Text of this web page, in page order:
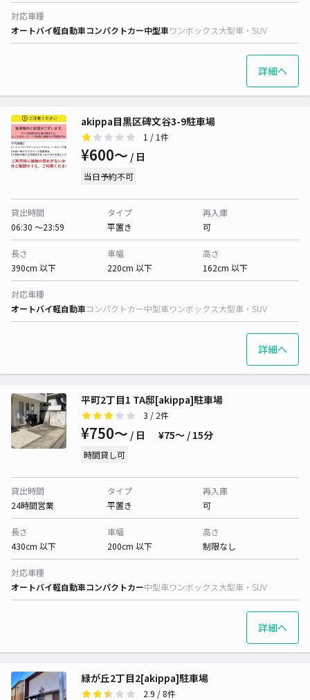
対応車種
オートバイ軽自動車コンパクトカー中型車ワンボックス大型車・SUV
詳細へ
akippa目黒区碑文谷3-9駐車場
1 / 1件
¥600〜 / 日
当日予約不可
貸出時間
06:30 〜23:59
タイプ
平置き
再入庫
可
長さ
390cm 以下
車幅
220cm 以下
高さ
162cm 以下
対応車種
オートバイ軽自動車コンパクトカー中型車ワンボックス大型車・SUV
詳細へ
平町2丁目1 TA邸[akippa]駐車場
3 / 2件
¥750〜 / 日 ¥75〜 / 15分
時間貸し可
貸出時間
24時間営業
タイプ
平置き
再入庫
可
長さ
430cm 以下
車幅
200cm 以下
高さ
制限なし
対応車種
オートバイ軽自動車コンパクトカー中型車ワンボックス大型車・SUV
詳細へ
緑が丘2丁目2[akippa]駐車場
2.9 / 8件